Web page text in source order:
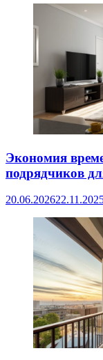
Экономия
подрядчиков
20.06.2026